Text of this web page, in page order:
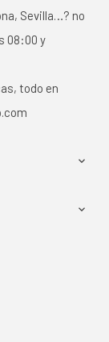
Sevilla…? no
08:00 y
todo en

